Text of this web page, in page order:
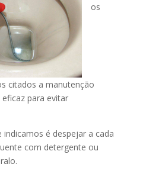
os
citados a manutenção
para evitar
é despejar a cada
com detergente ou